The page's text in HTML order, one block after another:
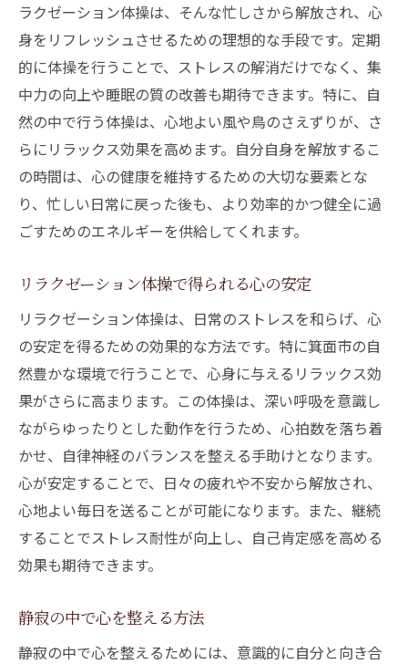
ラクゼーション体操は、そんな忙しさから解放され、心
身をリフレッシュさせるための理想的な手段です。定期
的に体操を行うことで、ストレスの解消だけでなく、集
中力の向上や睡眠の質の改善も期待できます。特に、自
然の中で行う体操は、心地よい風や鳥のさえずりが、さ
らにリラックス効果を高めます。自分自身を解放するこ
の時間は、心の健康を維持するための大切な要素とな
り、忙しい日常に戻った後も、より効率的かつ健全に過
ごすためのエネルギーを供給してくれます。
リラクゼーション体操で得られる心の安定
リラクゼーション体操は、日常のストレスを和らげ、心
の安定を得るための効果的な方法です。特に箕面市の自
然豊かな環境で行うことで、心身に与えるリラックス効
果がさらに高まります。この体操は、深い呼吸を意識し
ながらゆったりとした動作を行うため、心拍数を落ち着
かせ、自律神経のバランスを整える手助けとなります。
心が安定することで、日々の疲れや不安から解放され、
心地よい毎日を送ることが可能になります。また、継続
することでストレス耐性が向上し、自己肯定感を高める
効果も期待できます。
静寂の中で心を整える方法
静寂の中で心を整えるためには、意識的に自分と向き合